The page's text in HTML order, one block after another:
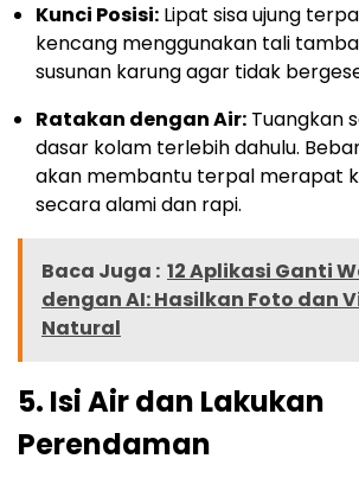
Kunci Posisi: Lipat sisa ujung
kencang menggunakan tali
susunan karung agar tidak
Ratakan dengan Air: Tuangkan
dasar kolam terlebih dahulu.
akan membantu terpal merapat
secara alami dan rapi.
Baca Juga : 12 Aplikasi Ganti
dengan AI: Hasilkan Foto dan
Natural
5. Isi Air dan Lakukan
Perendaman